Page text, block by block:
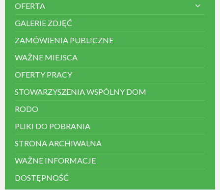
OFERTA
GALERIE ZDJĘĆ
ZAMÓWIENIA PUBLICZNE
WAŻNE MIEJSCA
OFERTY PRACY
STOWARZYSZENIA WSPÓLNY DOM
RODO
PLIKI DO POBRANIA
STRONA ARCHIWALNA
WAŻNE INFORMACJE
DOSTĘPNOŚĆ